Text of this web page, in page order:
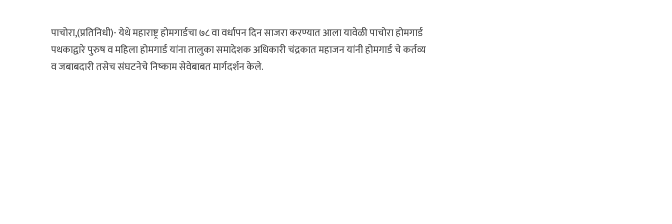
पाचोरा,(प्रतिनिधी)- येथे महाराष्ट्र होमगार्डचा ७८ वा वर्धापन दिन साजरा करण्यात आला यावेळी पाचोरा होमगार्ड
पथकाद्वारे पुरुष व महिला होमगार्ड यांना तालुका समादेशक अधिकारी चंद्रकात महाजन यांनी होमगार्ड चे कर्तव्य
व जबाबदारी तसेच संघटनेचे निष्काम सेवेबाबत मार्गदर्शन केले.